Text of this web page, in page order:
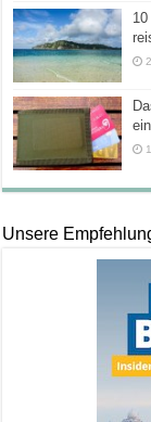
Unsere